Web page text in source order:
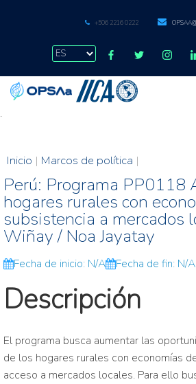
+506 2216 0222
.
Inicio | Marcos de política |
Perú: Programa PP0118
hogares rurales con
subsistencia a mercados
Wiñay / Noa Jayatay
Fecha de inicio: N/A Fecha de fin: N/A
Descripción
El programa busca aumentar las
de los hogares rurales con economías
acceso a mercados locales. Para ello